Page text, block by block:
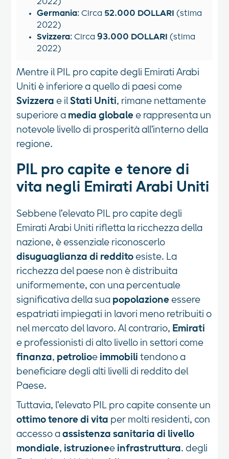
2022)
Germania: Circa 52.000 DOLLARI (stima
2022)
Svizzera: Circa93.000 DOLLARI (stima
2022)
Mentre il PIL pro capite degli Emirati Arabi
Uniti è inferiore a quello di paesi come
Svizzera e ilStati Uniti, rimane nettamente
superiore a media globale e rappresenta un
notevole livello di prosperità all'interno della
regione.
PIL pro capite e tenore di
vita negli Emirati Arabi Uniti
Sebbene l'elevato PIL pro capite degli
Emirati Arabi Uniti rifletta la ricchezza della
nazione, è essenziale riconoscerlo
disuguaglianza di reddito esiste. La
ricchezza del paese non è distribuita
uniformemente, con una percentuale
significativa della sua popolazione essere
espatriati impiegati in lavori meno retribuiti o
nel mercato del lavoro. Al contrario, Emirati
e professionisti di alto livello in settori come
finanza, petrolioe immobili tendono a
beneficiare degli alti livelli di reddito del
Paese.
Tuttavia, l'elevato PIL pro capite consente un
ottimo tenore di vita per molti residenti, con
accesso aassistenza sanitaria di livello
mondiale, istruzionee infrastruttura. degli